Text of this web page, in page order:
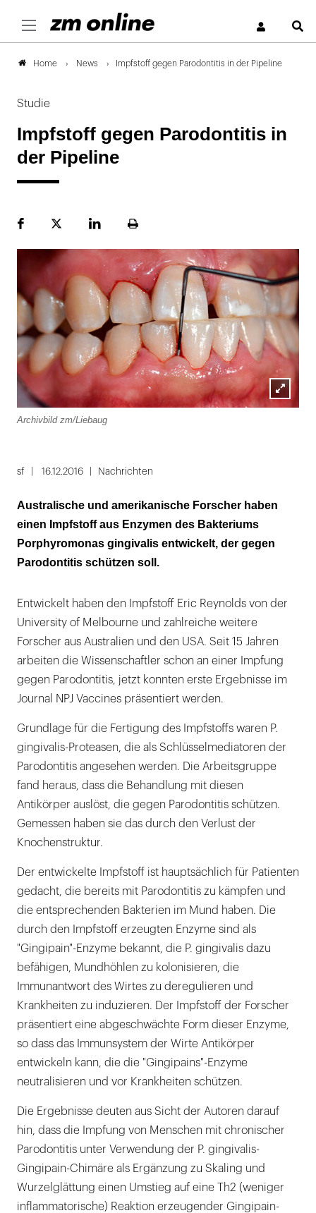
Home News Impfstoff gegen Parodontitis in der Pipeline
Studie
Impfstoff gegen Parodontitis in
der Pipeline
FacebookPlattformLinekdInSeite
Lightbox
Archivbild zm/Liebaug
sf 16.12.2016 Nachrichten
Australische und amerikanische Forscher haben
einen Impfstoff aus Enzymen des Bakteriums
Porphyromonas gingivalis entwickelt, der gegen
Parodontitis schützen soll.
Entwickelt haben den Impfstoff Eric Reynolds von der
University of Melbourne und zahlreiche weitere
Forscher aus Australien und den USA. Seit 15 Jahren
arbeiten die Wissenschaftler schon an einer Impfung
gegen Parodontitis, jetzt konnten erste Ergebnisse im
Journal NPJ Vaccines präsentiert werden.
Grundlage für die Fertigung des Impfstoffs waren P.
gingivalis-Proteasen, die als Schlüsselmediatoren der
Parodontitis angesehen werden. Die Arbeitsgruppe
fand heraus, dass die Behandlung mit diesen
Antikörper auslöst, die gegen Parodontitis schützen.
Gemessen haben sie das durch den Verlust der
Knochenstruktur.
Der entwickelte Impfstoff ist hauptsächlich für Patienten
gedacht, die bereits mit Parodontitis zu kämpfen und
die entsprechenden Bakterien im Mund haben. Die
durch den Impfstoff erzeugten Enzyme sind als
"Gingipain"-Enzyme bekannt, die P. gingivalis dazu
befähigen, Mundhöhlen zu kolonisieren, die
Immunantwort des Wirtes zu deregulieren und
Krankheiten zu induzieren. Der Impfstoff der Forscher
präsentiert eine abgeschwächte Form dieser Enzyme,
so dass das Immunsystem der Wirte Antikörper
entwickeln kann, die die "Gingipains"-Enzyme
neutralisieren und vor Krankheiten schützen.
Die Ergebnisse deuten aus Sicht der Autoren darauf
hin, dass die Impfung von Menschen mit chronischer
Parodontitis unter Verwendung der P. gingivalis-
Gingipain-Chimäre als Ergänzung zu Skaling und
Wurzelglättung einen Umstieg auf eine Th2 (weniger
inflammatorische) Reaktion erzeugender Gingipain-